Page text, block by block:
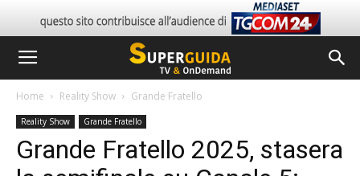
Home Reality Show Grande Fratello
Reality Show Grande Fratello
Grande Fratello 2025, stasera